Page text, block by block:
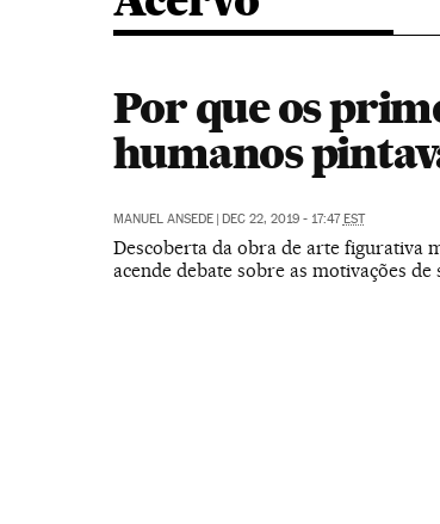
Por que os
humanos
MANUEL ANSEDE | DEC 22, 2019 - 17:47EST
Descoberta da obra de arte figurativa
acende debate sobre as motivações de